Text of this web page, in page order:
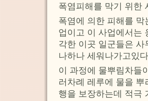
폭염피해를 막기 위한
폭염에 의한 피해를
업이고 이 사업에서는
각한 이곳 일군들은
나하나 세워나가고있
이 과정에 물뿌림차들
러차례 레루에 물을
행을 보장하는데 적극